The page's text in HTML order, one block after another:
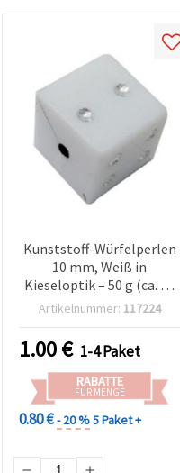
Kunststoff-Würfelperlen
10 mm, Weiß in
Kieseloptik – 50 g (ca. 47
Stk.)
Artikelnummer: 117224
1.00€ 1-4 Paket
RABATTE
FÜR MENGE
0.80 €- 20 %5 Paket +